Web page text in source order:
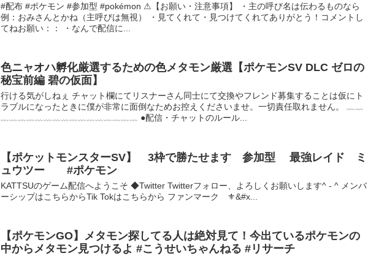
#配布 #ポケモン #参加型 #pokémon ⚠【お願い・注意事項】 ・主の呼び名は伝わるものなら
例：おみさんとかね（主呼びは無視） ・見てくれて・見つけてくれてありがとう！コメントし
てねお願い：： ・なんで配信に...
色ニャオハ孵化厳選するための色メタモン厳選【ポケモンSV DLC ゼロの
秘宝前編 碧の仮面】
行ける気がしねぇ チャット欄にてリスナーさん同士にて交換やフレンド募集することは仮にト
ラブルになったときに僕が非常に面倒なためお控えくださいませ。一切責任取れません。 ﹏﹏
﹏﹏﹏﹏﹏﹏﹏﹏﹏﹏﹏﹏﹏﹏﹏﹏ ●配信・チャットのルール...
【ポケットモンスターSV】 3枠で勝たせます 参加型 最強レイド ミ
ュウツー #ポケモン
KATTSUのゲーム配信へようこそ ◆Twitter Twitterフォロー、よろしくお願いします^ - ^ メンバ
ーシップはこちらから ​Tik Tokはこちらから ファンマーク ⚜️&#x...
【ポケモンGO】メタモン探してる人は絶対見て！今出ているポケモンの
中からメタモン見つけるよ #こうせいちゃんねる #リサーチ